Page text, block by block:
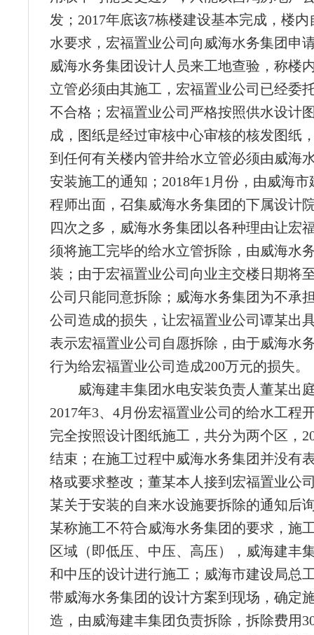
发；2017年底该7栋楼建设基本完成，楼
水要求，宏福置业公司向威海水务集团申
威海水务集团设计人员来工地查验，称楼
立管必须由其施工，宏福置业公司已经委
不合格；宏福置业公司严格按照供水设计
成，图纸是经过审核中心审核的核发图纸
到任何有关楼内管井给水立管必须由威海
安装施工的通知；2018年1月份，由威海
程师出面，召集威海水务集团的下属设计
四次之多，威海水务集团以各种理由让宏
须将施工完毕的给水立管拆除，由威海水
装；由于宏福置业公司向业主交楼日期将
公司只能同意拆除；威海水务集团为不承
公司造成的损失，让宏福置业公司谭某出
表示宏福置业公司自愿拆除，由于威海水
行为给宏福置业公司造成200万元的损失。
威海建丰集团水电安装负责人董某出
2017年3、4月份宏福置业公司的给水工程
完全按照设计图纸施工，共分为两个区，
结束；在施工过程中威海水务集团并没有
格或要求整改；董某本人接到宏福置业公
某关于安装的自来水设施要拆除的通知后
某称施工不符合威海水务集团的要求，施
区域（即低压、中压、高压），威海建丰
和中压的设计进行施工；威海市建设局总
带威海水务集团的设计方案到现场，确定
造，由威海建丰集团负责拆除，拆除费用